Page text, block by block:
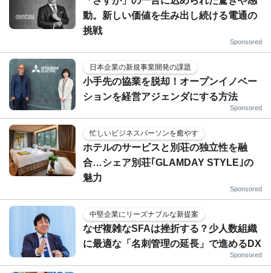
動。新しい価値を生み出し続ける電通の
挑戦
Sponsored
日本企業の新規事業開発の課題
小手先の協業を脱却！オープンイノベー
ションを経営アジェンダにする方法
Sponsored
忙しいビジネスパーソンを癒やす
ホテルのサービスと別荘の独立性を融
合…シェア別荘｢GLAMDAY STYLE｣の
魅力
Sponsored
中堅企業にリーズナブルな新提案
なぜ複雑なSFAは挫折する？少人数組織
に最適な「名刺管理の延長」で進めるDX
Sponsored